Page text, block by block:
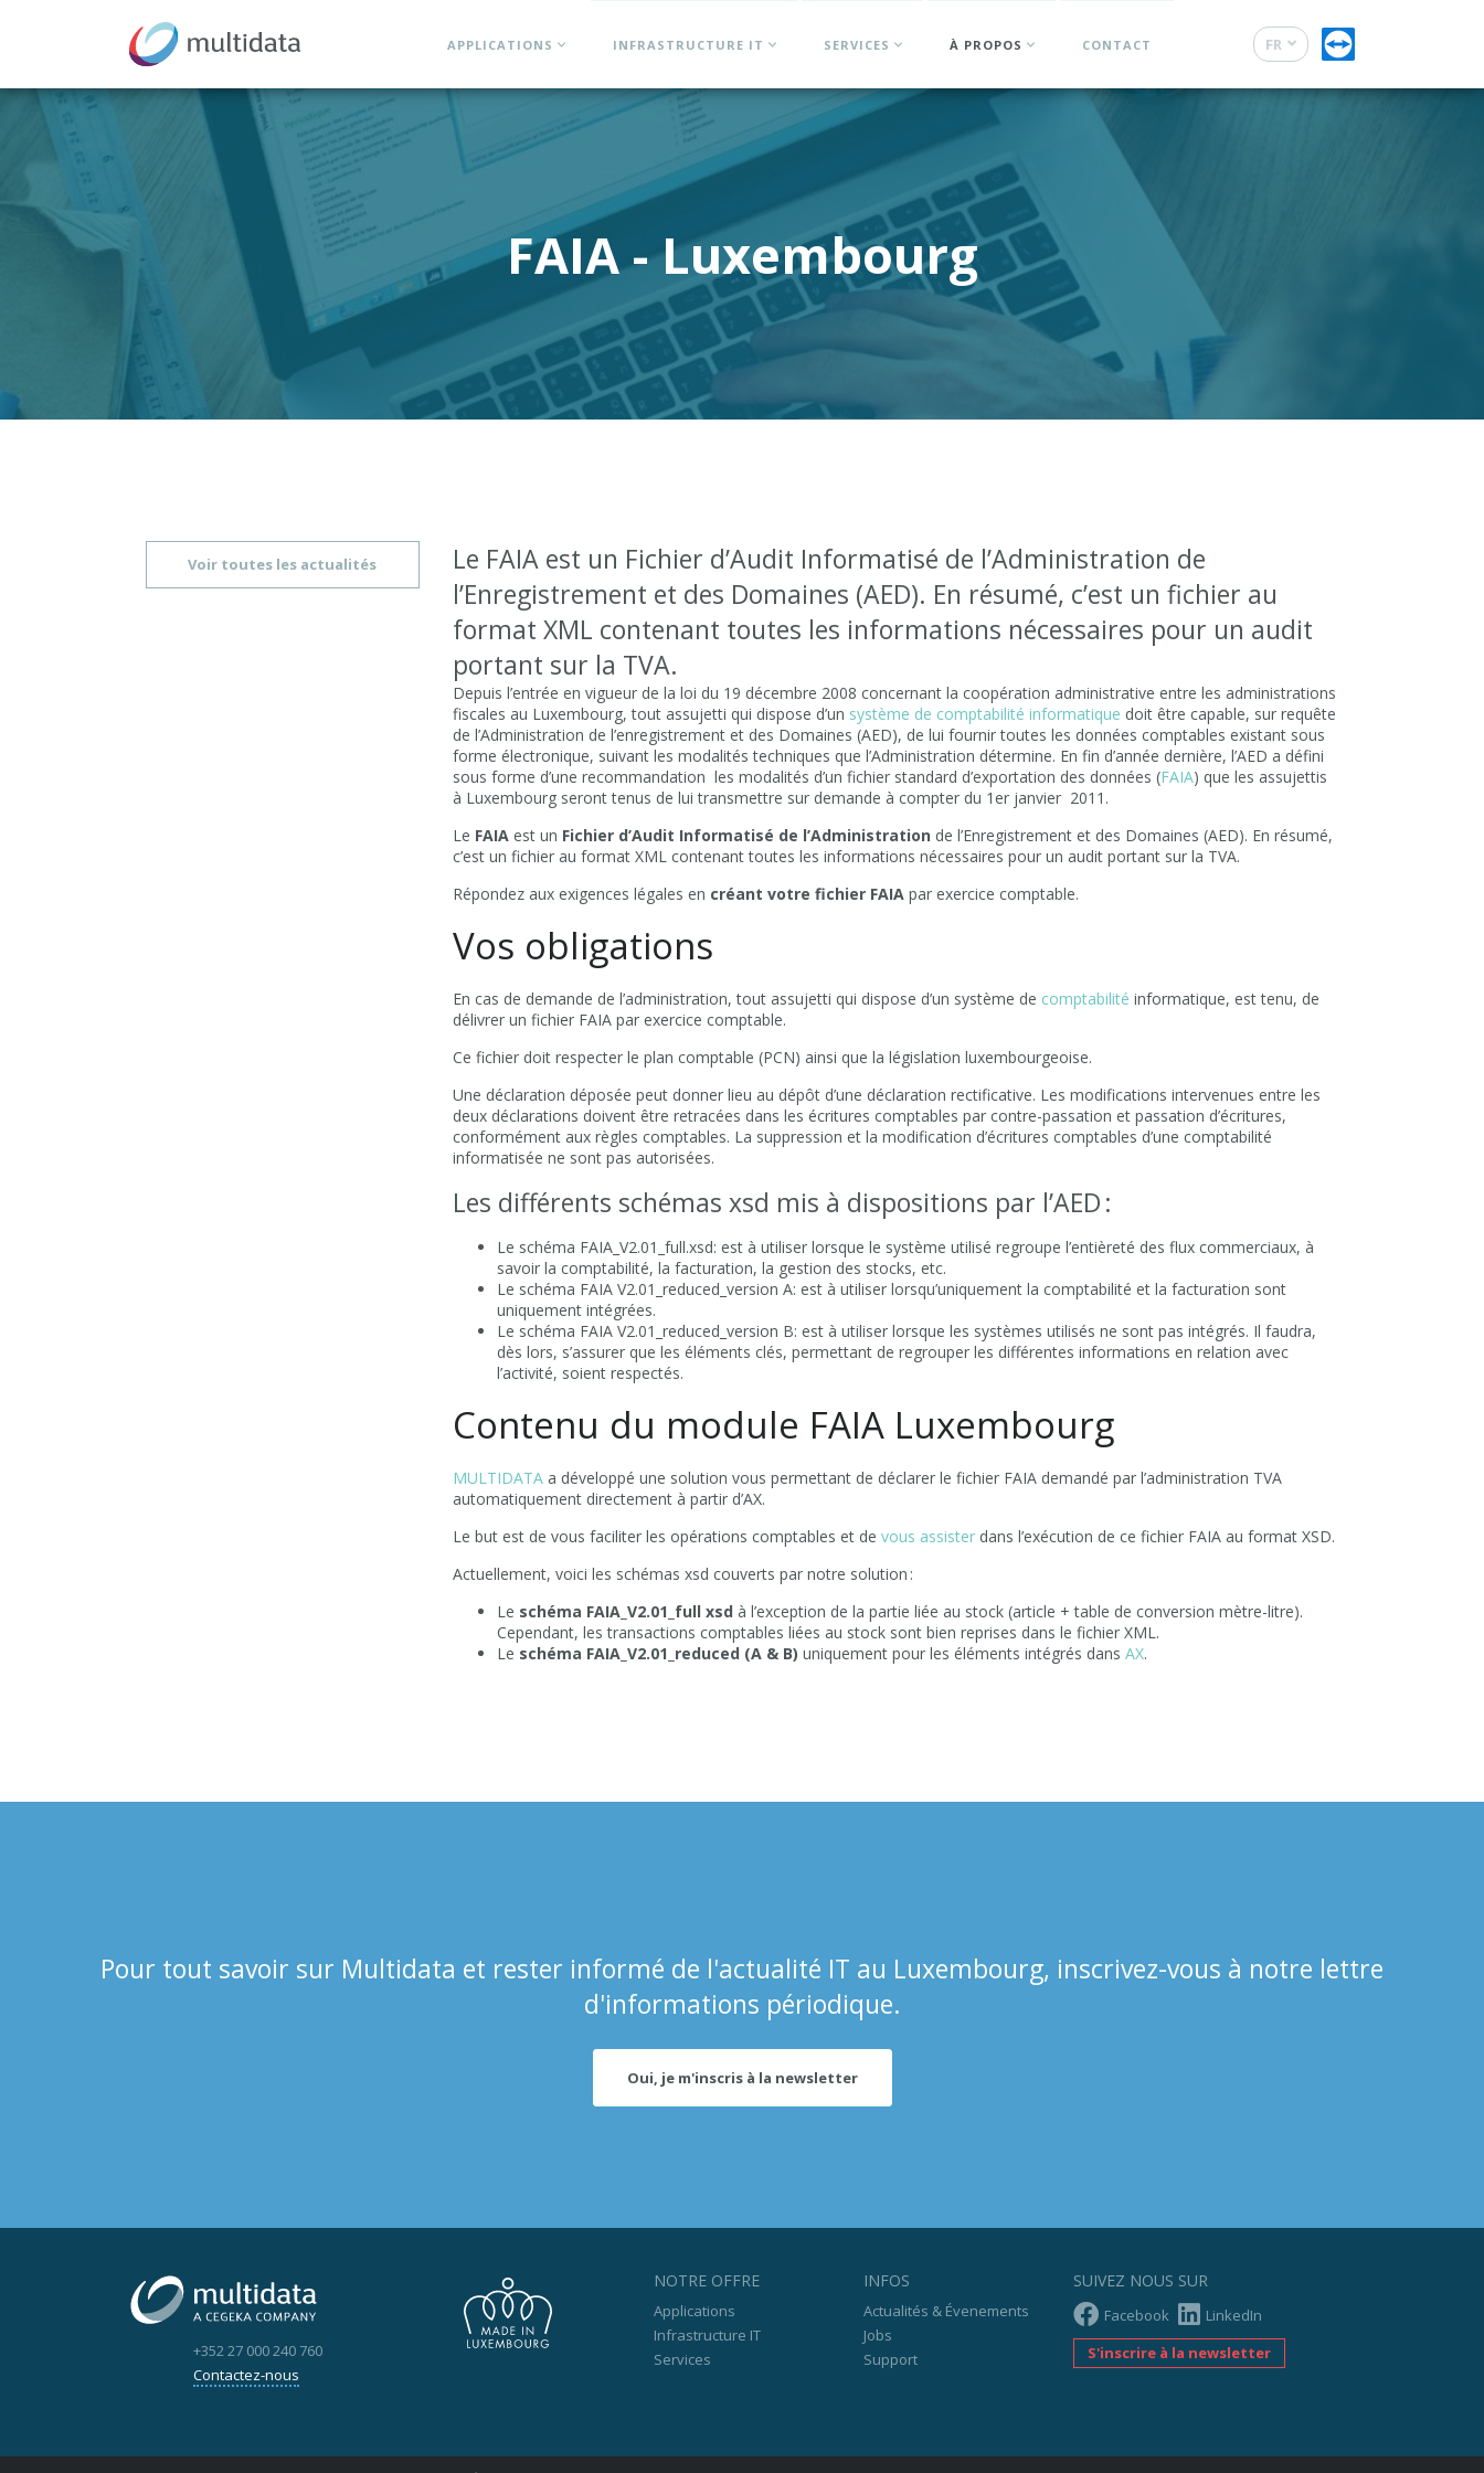
FR
APPLICATIONS INFRASTRUCTURE IT SERVICES À PROPOS CONTACT
FAIA - Luxembourg
Le FAIA est un Fichier d’Audit Informatisé de l’Administration de
l’Enregistrement et des Domaines (AED). En résumé, c’est un fichier au
format XML contenant toutes les informations nécessaires pour un audit
portant sur la TVA.
Depuis l’entrée en vigueur de la loi du 19 décembre 2008 concernant la coopération administrative entre les administrations
fiscales au Luxembourg, tout assujetti qui dispose d’un système de comptabilité informatique doit être capable, sur requête
de l’Administration de l’enregistrement et des Domaines (AED), de lui fournir toutes les données comptables existant sous
forme électronique, suivant les modalités techniques que l’Administration détermine. En fin d’année dernière, l’AED a défini
sous forme d’une recommandation les modalités d’un fichier standard d’exportation des données (FAIA) que les assujettis
à Luxembourg seront tenus de lui transmettre sur demande à compter du 1er janvier 2011.
Le FAIAest un Fichier d’Audit Informatisé de l’Administration de l’Enregistrement et des Domaines (AED). En résumé,
c’est un fichier au format XML contenant toutes les informations nécessaires pour un audit portant sur la TVA.
Répondez aux exigences légales en créant votre fichier FAIApar exercice comptable.
Vos obligations
En cas de demande de l’administration, tout assujetti qui dispose d’un système de comptabilité informatique, est tenu, de
délivrer un fichier FAIA par exercice comptable.
Ce fichier doit respecter le plan comptable (PCN) ainsi que la législation luxembourgeoise.
Une déclaration déposée peut donner lieu au dépôt d’une déclaration rectificative. Les modifications intervenues entre les
deux déclarations doivent être retracées dans les écritures comptables par contre-passation et passation d’écritures,
conformément aux règles comptables. La suppression et la modification d’écritures comptables d’une comptabilité
informatisée ne sont pas autorisées.
Les différents schémas xsd mis à dispositions par l’AED :
Le schéma FAIA_V2.01_full.xsd: est à utiliser lorsque le système utilisé regroupe l’entièreté des flux commerciaux, à
savoir la comptabilité, la facturation, la gestion des stocks, etc.
Le schéma FAIA V2.01_reduced_version A: est à utiliser lorsqu’uniquement la comptabilité et la facturation sont
uniquement intégrées.
Le schéma FAIA V2.01_reduced_version B: est à utiliser lorsque les systèmes utilisés ne sont pas intégrés. Il faudra,
dès lors, s’assurer que les éléments clés, permettant de regrouper les différentes informations en relation avec
l’activité, soient respectés.
Contenu du module FAIA Luxembourg
MULTIDATAa développé une solution vous permettant de déclarer le fichier FAIA demandé par l’administration TVA
automatiquement directement à partir d’AX.
Le but est de vous faciliter les opérations comptables et de vous assisterdans l’exécution de ce fichier FAIA au format XSD.
Actuellement, voici les schémas xsd couverts par notre solution :
Le schéma FAIA_V2.01_full xsd à l’exception de la partie liée au stock (article + table de conversion mètre-litre).
Cependant, les transactions comptables liées au stock sont bien reprises dans le fichier XML.
Le schéma FAIA_V2.01_reduced (A & B) uniquement pour les éléments intégrés dans AX.
Voir toutes les actualités
Pour tout savoir sur Multidata et rester informé de l'actualité IT au Luxembourg, inscrivez-vous à notre lettre
d'informations périodique.
Oui, je m'inscris à la newsletter
+352 27 000 240 760
Contactez-nous
NOTRE OFFRE
Applications
Infrastructure IT
Services
INFOS
Actualités & Évenements
Jobs
Support
SUIVEZ NOUS SUR
Facebook
LinkedIn
S'inscrire à la newsletter